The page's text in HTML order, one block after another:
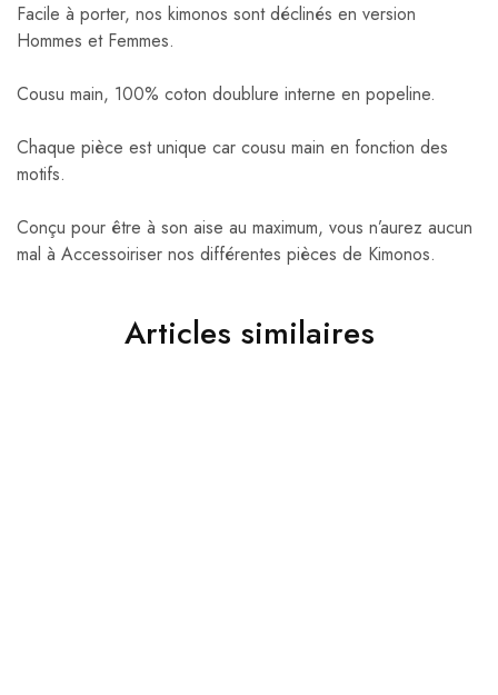
Facile à porter, nos kimonos sont déclinés en version
Hommes et Femmes.
Cousu main, 100% coton doublure interne en popeline.
Chaque pièce est unique car cousu main en fonction des
motifs.
Conçu pour être à son aise au maximum, vous n’aurez aucun
mal à Accessoiriser nos différentes pièces de Kimonos.
Articles similaires